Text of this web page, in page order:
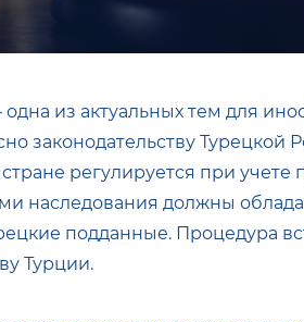
одна из актуальных тем для
законодательству Турецкой
регулируется при учете
наследования должны
подданные. Процедура
Турции.